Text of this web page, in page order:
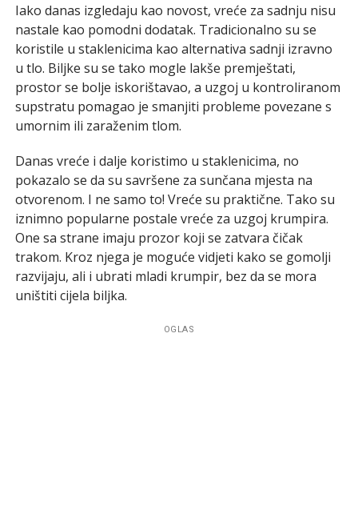
Iako danas izgledaju kao novost, vreće za sadnju nisu
nastale kao pomodni dodatak. Tradicionalno su se
koristile u staklenicima kao alternativa sadnji izravno
u tlo. Biljke su se tako mogle lakše premještati,
prostor se bolje iskorištavao, a uzgoj u kontroliranom
supstratu pomagao je smanjiti probleme povezane s
umornim ili zaraženim tlom.
Danas vreće i dalje koristimo u staklenicima, no
pokazalo se da su savršene za sunčana mjesta na
otvorenom. I ne samo to! Vreće su praktične. Tako su
iznimno popularne postale vreće za uzgoj krumpira.
One sa strane imaju prozor koji se zatvara čičak
trakom. Kroz njega je moguće vidjeti kako se gomolji
razvijaju, ali i ubrati mladi krumpir, bez da se mora
uništiti cijela biljka.
OGLAS